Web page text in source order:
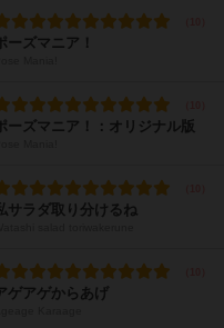
ーズマニア！
ーズマニア！：オリジナル版
サラダ取り分けるね
ゲアゲからあげ